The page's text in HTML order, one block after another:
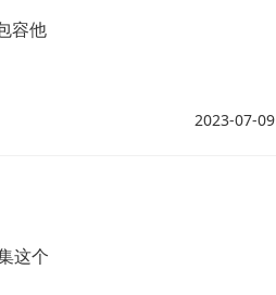
容他
2023-07-09
这个